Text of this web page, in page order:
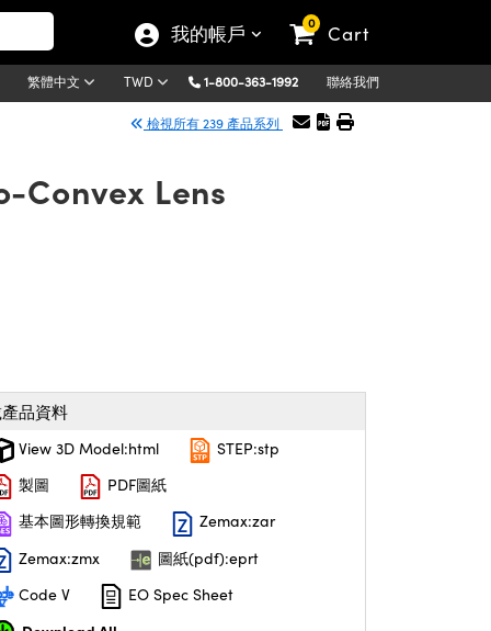
我的帳戶 0 Cart
繁體中文 TWD 1-800-363-1992 聯絡我們
檢視所有 239 產品系列
Convex Lens
品資料
View 3D Model:html
STEP:stp
製圖
PDF圖紙
基本圖形轉換規範
Zemax:zar
Zemax:zmx
圖紙(pdf):eprt
Code V
EO Spec Sheet